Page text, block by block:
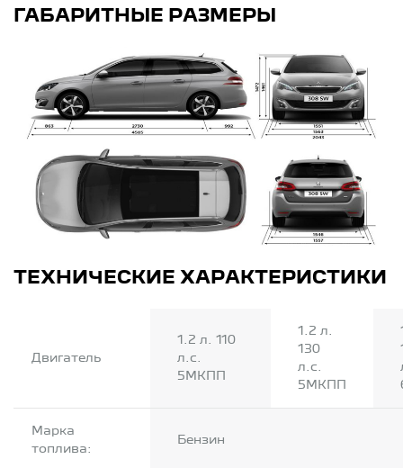
ГАБАРИТНЫЕ РАЗМЕРЫ
ТЕХНИЧЕСКИЕ ХАРАКТЕРИСТИКИ
Двигатель
1.2 л. 110
л.с.
5МКПП
1.2 л.
130
л.с.
5МКПП
Марка
топлива:
Бензин